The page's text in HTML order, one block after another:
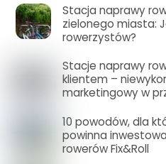
Stacja naprawy
zielonego miasta:
rowerzystów?
Stacje naprawy
klientem –
marketingowy w
10 powodów, dla
powinna
rowerów Fix&Roll